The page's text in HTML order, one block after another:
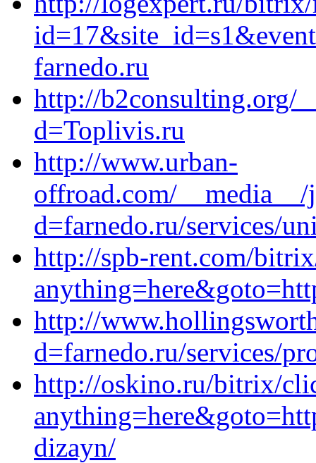
farnedo.ru
http://b2consulting.org/
d=Toplivis.ru
http://www.urban-
offroad.com/
d=farnedo.ru/services/
http://spb-rent.com/
http://
d=farnedo.ru/services/
http://oskino.ru/bitrix/
dizayn/